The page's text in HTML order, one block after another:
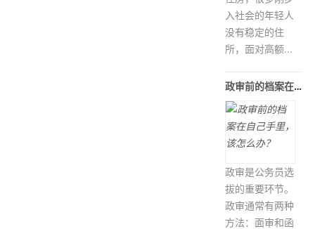
入社会的年轻人
没有稳定的住
所，面对高额...
政审前的档案在自己手里，该怎么办？
政审是公务员选
拔的重要环节。
政审通常有两种
方法：面审和函